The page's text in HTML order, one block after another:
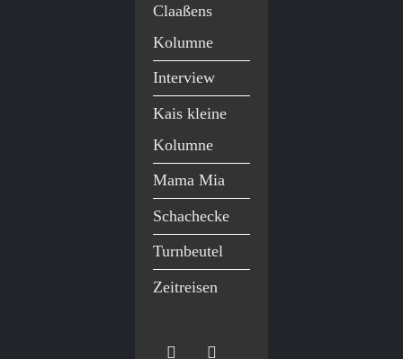
Claaßens
Kolumne
Interview
Kais kleine
Kolumne
Mama Mia
Schachecke
Turnbeutel
Zeitreisen